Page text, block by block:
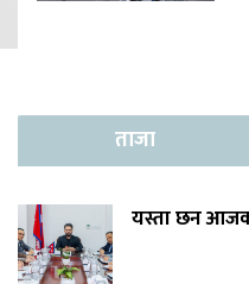
ताजा
यस्ता छन